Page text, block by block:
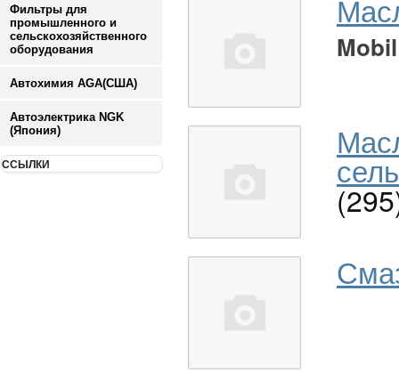
Фильтры для
промышленного и
сельскохозяйственного
оборудования
Автохимия AGA(США)
Автоэлектрика NGK
(Япония)
ССЫЛКИ
Mobil